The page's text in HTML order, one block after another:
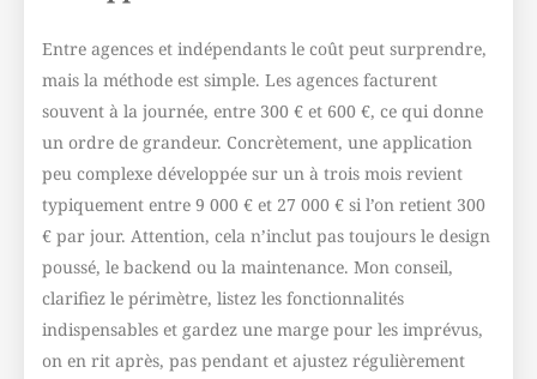
Entre agences et indépendants le coût peut surprendre,
mais la méthode est simple. Les agences facturent
souvent à la journée, entre 300 € et 600 €, ce qui donne
un ordre de grandeur. Concrètement, une application
peu complexe développée sur un à trois mois revient
typiquement entre 9 000 € et 27 000 € si l’on retient 300
€ par jour. Attention, cela n’inclut pas toujours le design
poussé, le backend ou la maintenance. Mon conseil,
clarifiez le périmètre, listez les fonctionnalités
indispensables et gardez une marge pour les imprévus,
on en rit après, pas pendant et ajustez régulièrement